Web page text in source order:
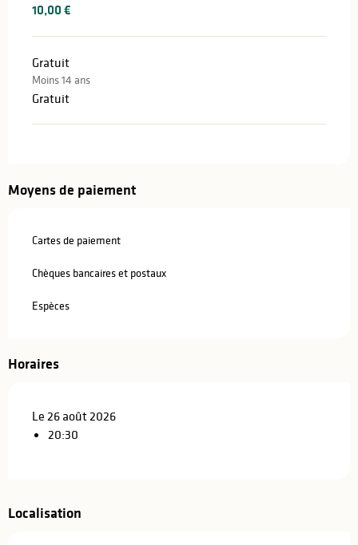
10,00 €
Gratuit
Moins 14 ans
Gratuit
Moyens de paiement
Cartes de paiement
Chèques bancaires et postaux
Espèces
Horaires
Le 26 août 2026
20:30
Localisation